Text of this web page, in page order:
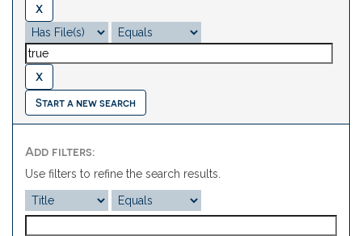
Start a new search
Add filters:
Use filters to refine the search results.